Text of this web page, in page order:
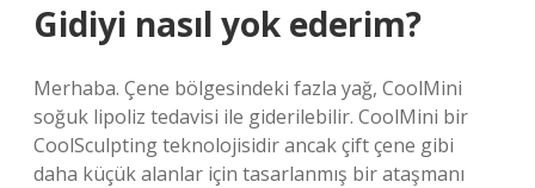
Gidiyi nasıl yok ederim?
Merhaba. Çene bölgesindeki fazla yağ, CoolMini
soğuk lipoliz tedavisi ile giderilebilir. CoolMini bir
CoolSculpting teknolojisidir ancak çift çene gibi
daha küçük alanlar için tasarlanmış bir ataşmanı